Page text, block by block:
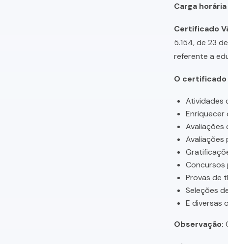
Carga
Certificado
5.154, de 23
referente a
O certificado
Atividades
Enriquecer
Avaliações
Avaliações
Concursos
Provas de
Seleções
E diversas
Observação: